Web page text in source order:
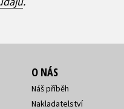
O NÁS
Náš příběh
Nakladatelství